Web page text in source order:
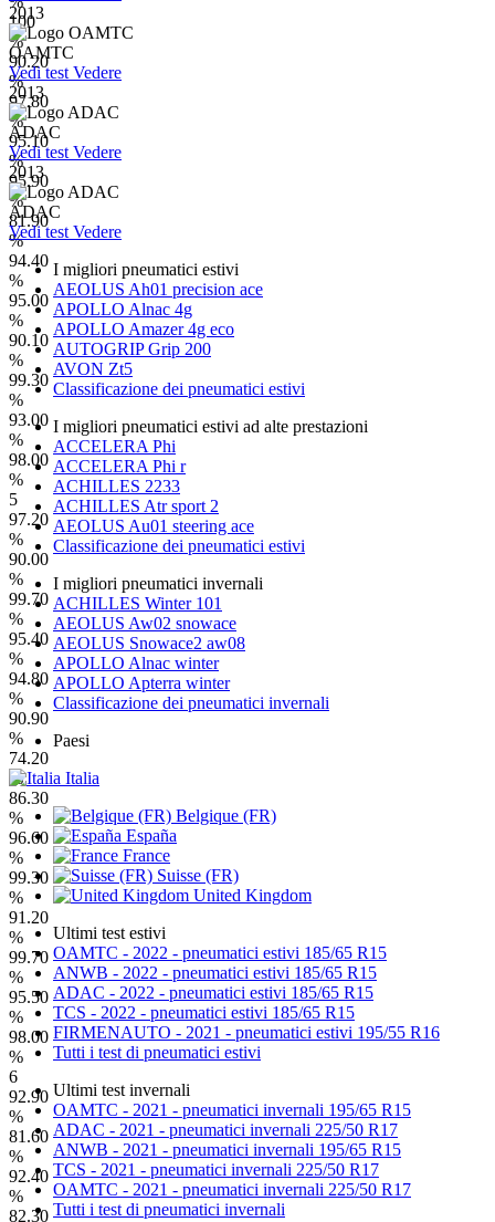
100
%
90.20
%
97.80
%
95.10
%
95.90
%
81.90
%
94.40
%
95.00
%
90.10
%
99.30
%
93.00
%
98.00
%
5
97.20
%
90.00
%
99.70
%
95.40
%
94.80
%
90.90
%
74.20
%
86.30
%
96.60
%
99.30
%
91.20
%
99.70
%
95.50
%
98.00
%
6
92.90
%
81.60
%
92.40
%
82.30
2013
OAMTC
Vedi test Vedere
2013
ADAC
Vedi test Vedere
2013
ADAC
Vedi test Vedere
I migliori pneumatici estivi
AEOLUS Ah01 precision ace
APOLLO Alnac 4g
APOLLO Amazer 4g eco
AUTOGRIP Grip 200
AVON Zt5
Classificazione dei pneumatici estivi
I migliori pneumatici estivi ad alte prestazioni
ACCELERA Phi
ACCELERA Phi r
ACHILLES 2233
ACHILLES Atr sport 2
AEOLUS Au01 steering ace
Classificazione dei pneumatici estivi
I migliori pneumatici invernali
ACHILLES Winter 101
AEOLUS Aw02 snowace
AEOLUS Snowace2 aw08
APOLLO Alnac winter
APOLLO Apterra winter
Classificazione dei pneumatici invernali
Paesi
Italia
Belgique (FR)
España
France
Suisse (FR)
United Kingdom
Ultimi test estivi
OAMTC - 2022 - pneumatici estivi 185/65 R15
ANWB - 2022 - pneumatici estivi 185/65 R15
ADAC - 2022 - pneumatici estivi 185/65 R15
TCS - 2022 - pneumatici estivi 185/65 R15
FIRMENAUTO - 2021 - pneumatici estivi 195/55 R16
Tutti i test di pneumatici estivi
Ultimi test invernali
OAMTC - 2021 - pneumatici invernali 195/65 R15
ADAC - 2021 - pneumatici invernali 225/50 R17
ANWB - 2021 - pneumatici invernali 195/65 R15
TCS - 2021 - pneumatici invernali 225/50 R17
OAMTC - 2021 - pneumatici invernali 225/50 R17
Tutti i test di pneumatici invernali